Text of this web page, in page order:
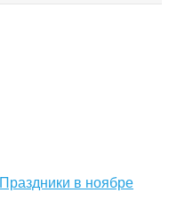
Праздники в ноябре